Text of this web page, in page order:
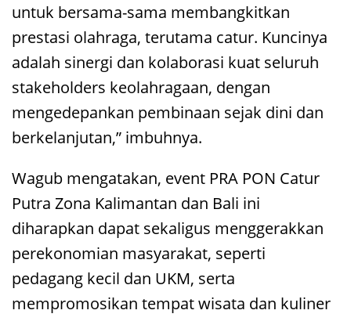
untuk bersama-sama membangkitkan
prestasi olahraga, terutama catur. Kuncinya
adalah sinergi dan kolaborasi kuat seluruh
stakeholders keolahragaan, dengan
mengedepankan pembinaan sejak dini dan
berkelanjutan,” imbuhnya.
Wagub mengatakan, event PRA PON Catur
Putra Zona Kalimantan dan Bali ini
diharapkan dapat sekaligus menggerakkan
perekonomian masyarakat, seperti
pedagang kecil dan UKM, serta
mempromosikan tempat wisata dan kuliner